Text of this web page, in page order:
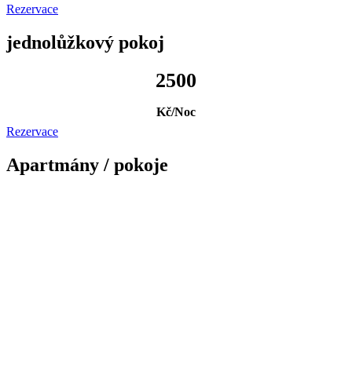
Rezervace
jednolůžkový pokoj
2500
Kč/Noc
Rezervace
Apartmány / pokoje